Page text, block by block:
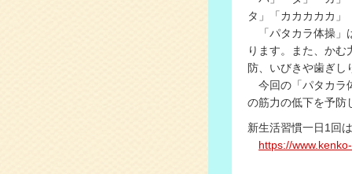
タ」「カカカカカ」
「パタカラ体操」
ります。また、か
防、いびきや歯ぎし
今回の「パタカラ
の筋力の低下を予防
新生活習慣一日1回
https://